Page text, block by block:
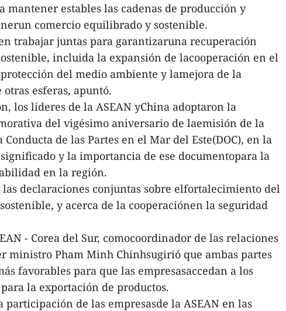
mantener estables las cadenas de producción y
comercio equilibrado y sostenible.
trabajar juntas para garantizaruna recuperación
incluida la expansión de lacooperación en el
del medio ambiente y lamejora de la
esferas, apuntó.
los líderes de la ASEAN yChina adoptaron la
del vigésimo aniversario de laemisión de la
de las Partes en el Mar del Este(DOC), en la
y la importancia de ese documentopara la
en la región.
declaraciones conjuntas sobre elfortalecimiento del
y acerca de la cooperaciónen la seguridad
- Corea del Sur, comocoordinador de las relaciones
ministro Pham Minh Chinhsugirió que ambas partes
favorables para que las empresasaccedan a los
la exportación de productos.
participación de las empresasde la ASEAN en las